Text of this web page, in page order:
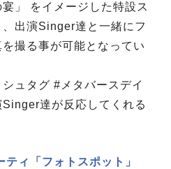
」 をイメージした特設ス
出演Singer達と一緒にフ
撮る事が可能となってい
ュタグ #メタバースデイ
達が反応してくれる
ティ「フォトスポット」